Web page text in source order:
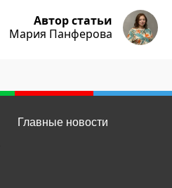
Автор статьи
Мария Панферова
Главные новости